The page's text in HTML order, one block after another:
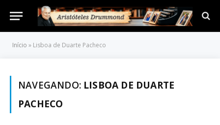
Início » Lisboa de Duarte Pacheco
NAVEGANDO: LISBOA DE DUARTE
PACHECO